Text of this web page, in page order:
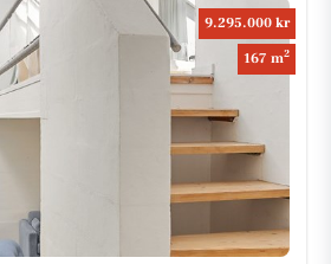
9.295.000 kr
167 m2